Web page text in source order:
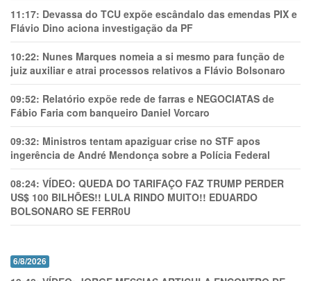
11:17: Devassa do TCU expõe escândalo das emendas PIX e
Flávio Dino aciona investigação da PF
10:22: Nunes Marques nomeia a si mesmo para função de
juiz auxiliar e atrai processos relativos a Flávio Bolsonaro
09:52: Relatório expõe rede de farras e NEGOCIATAS de
Fábio Faria com banqueiro Daniel Vorcaro
09:32: Ministros tentam apaziguar crise no STF apos
ingerência de André Mendonça sobre a Polícia Federal
08:24: VÍDEO: QUEDA DO TARIFAÇO FAZ TRUMP PERDER
US$ 100 BILHÕES!! LULA RINDO MUITO!! EDUARDO
BOLSONARO SE FERR0U
6/8/2026